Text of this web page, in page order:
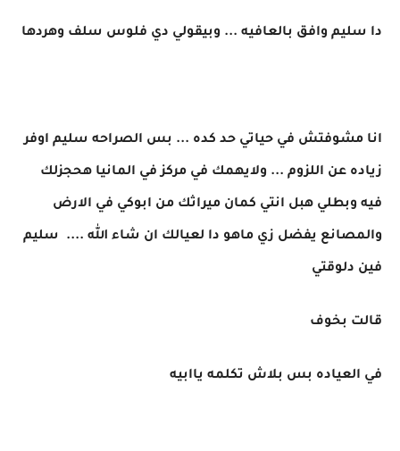
دا سليم وافق بالعافيه ... وبيقولي دي فلوس سلف وهردها
انا مشوفتش في حياتي حد كده ... بس الصراحه سليم اوفر
زياده عن اللزوم ... ولايهمك في مركز في المانيا هحجزلك
فيه وبطلي هبل انتي كمان ميراثك من ابوكي في الارض
والمصانع يفضل زي ماهو دا لعيالك ان شاء الله .... سليم
فين دلوقتي
قالت بخوف
في العياده بس بلاش تكلمه ياابيه